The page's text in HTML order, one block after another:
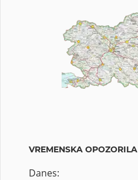
VREMENSKA OPOZORILA
Danes: